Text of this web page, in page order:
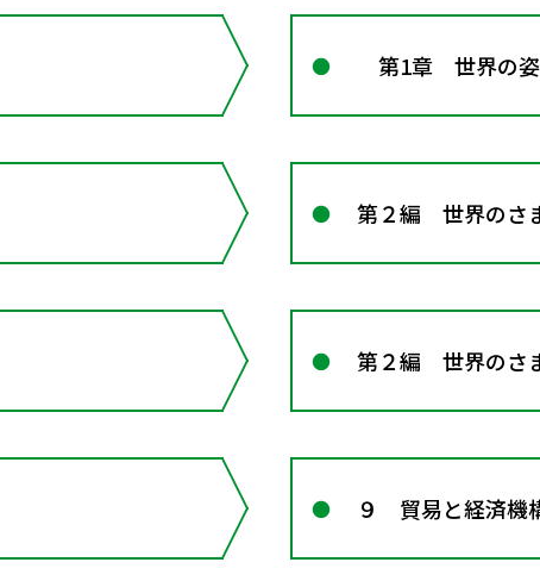
第1章 世界の姿
第２編 世界のさ
第２編 世界のさ
９ 貿易と経済機